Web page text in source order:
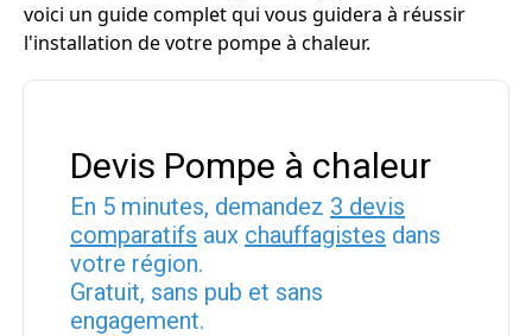
voici un guide complet qui vous guidera à réussir
l'installation de votre pompe à chaleur.
Devis Pompe à chaleur
En 5 minutes, demandez 3 devis
comparatifs aux chauffagistes dans
votre région.
Gratuit, sans pub et sans
engagement.